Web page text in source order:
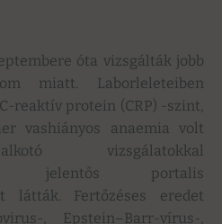
óta vizsgálták jobb
miatt. Laborleleteiben
reaktív protein (CRP) -szint,
vashiányos anaemia volt
vizsgálatokkal
jelentős portalis
látták. Fertőzéses eredet
, Epstein–Barr-vírus-,